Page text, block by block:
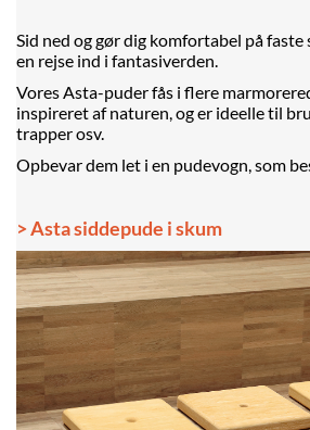
Sid ned og gør dig komfortabel på faste
en rejse ind i fantasiverden.
Vores Asta-puder fås i flere
inspireret af naturen, og er ideelle til
trapper osv.
Opbevar dem let i en pudevogn, som
> Asta siddepude i skum